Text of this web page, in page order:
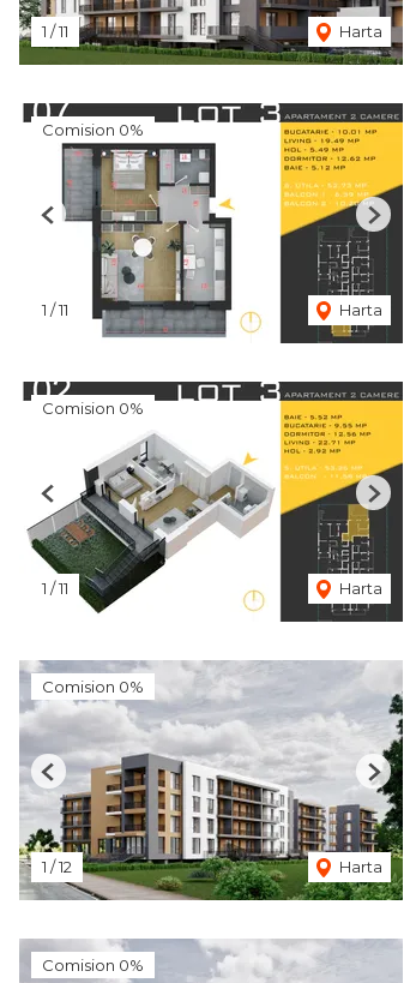
1 /11 Harta
Comision 0%
1 /11 Harta
Previous Next
Comision 0%
1 /11 Harta
Previous Next
Comision 0%
1 /12 Harta
Previous Next
Comision 0%